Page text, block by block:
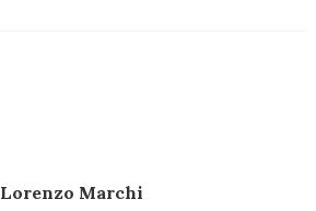
Lorenzo Marchi